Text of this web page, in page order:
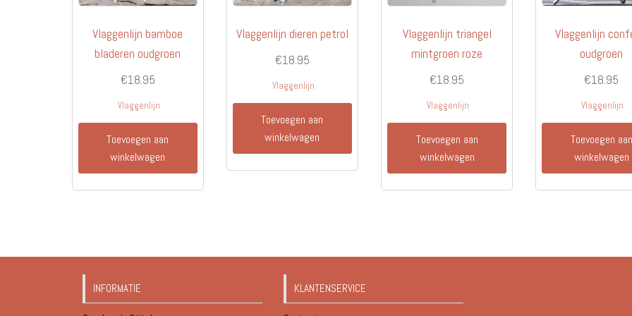
Vlaggenlijn bamboe
bladeren oudgroen
€18.95
Vlaggenlijn
Toevoegen aan
winkelwagen
Vlaggenlijn dieren petrol
€18.95
Vlaggenlijn
Toevoegen aan
winkelwagen
Vlaggenlijn triangel
mintgroen roze
€18.95
Vlaggenlijn
Toevoegen aan
winkelwagen
Vlaggenlijn
oudgroen
€18.95
Vlaggenlijn
Toevoegen aan
winkelwagen
INFORMATIE KLANTENSERVICE